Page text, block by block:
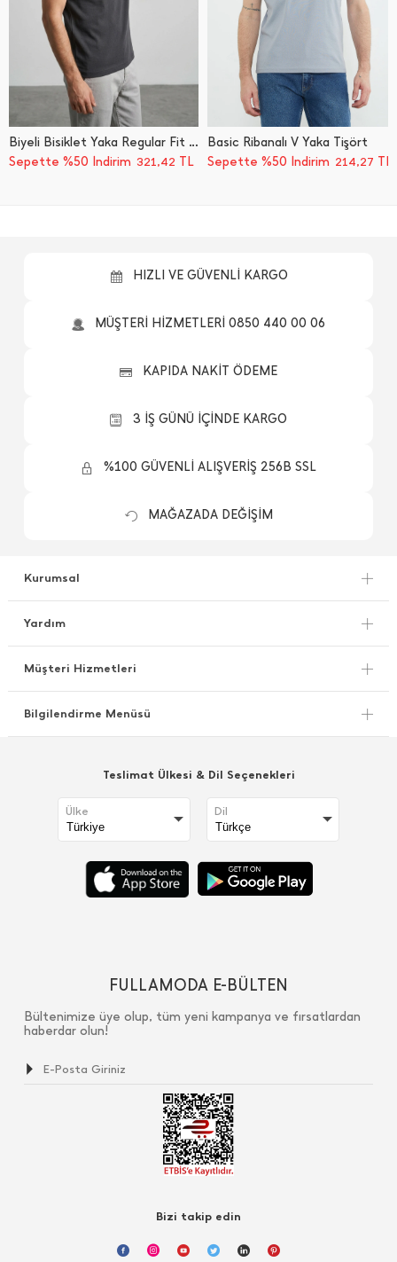
Biyeli Bisiklet Yaka Regular Fit Tişört
Sepette %50 İndirim 321,42 TL
Basic Ribanalı V Yaka Tişört
Sepette %50 İndirim 214,27 TL
HIZLI VE GÜVENLİ KARGO
MÜŞTERİ HİZMETLERİ 0850 440 00 06
KAPIDA NAKİT ÖDEME
3 İŞ GÜNÜ İÇİNDE KARGO
%100 GÜVENLİ ALIŞVERİŞ 256B SSL
MAĞAZADA DEĞİŞİM
Kurumsal
Yardım
Müşteri Hizmetleri
Bilgilendirme Menüsü
Teslimat Ülkesi & Dil Seçenekleri
Ülke Dil
FULLAMODA E-BÜLTEN
Bültenimize üye olup, tüm yeni kampanya ve fırsatlardan
haberdar olun!
Bizi takip edin